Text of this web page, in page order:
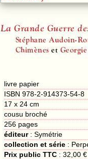
La Grande Guerre
Stéphane Audoin-
Chimènes et
livre papier
ISBN 978-2-914373-54-8
17 x 24 cm
cousu broché
256 pages
éditeur:Symétrie
collection et série :
Prix public TTC :32,00 €